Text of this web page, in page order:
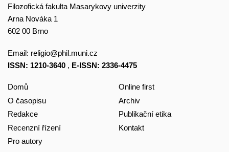
Filozofická fakulta Masarykovy univerzity
Arna Nováka 1
602 00 Brno
Email: religio@phil.muni.cz
ISSN: 1210-3640 , E-ISSN: 2336-4475
Domů
O časopisu
Redakce
Recenzní řízení
Pro autory
Online first
Archiv
Publikační etika
Kontakt